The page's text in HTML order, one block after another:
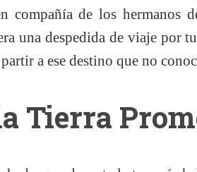
compañía de los hermanos
una despedida de viaje por
a ese destino que no
Tierra